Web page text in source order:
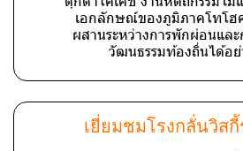
เอกลักษณ์ของภูมิภาคโทโฮ
ผสานระหว่างการพักผ่อนแล
วัฒนธรรมท้องถิ่นได้อย่
เยี่ยมชมโรงกลั่นวิส